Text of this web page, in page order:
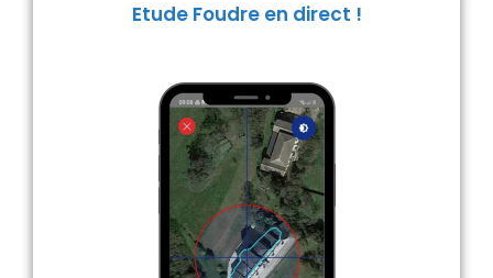
Etude Foudre en direct !